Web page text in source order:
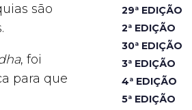
são
, foi
para que
29ª EDIÇÃO
2ª EDIÇÃO
30ª EDIÇÃO
3ª EDIÇÃO
4ª EDIÇÃO
5ª EDIÇÃO